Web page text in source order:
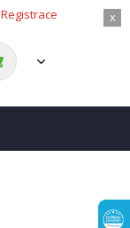
x
Registrace